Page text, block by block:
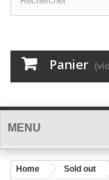
Panier
MENU
Home Sold out